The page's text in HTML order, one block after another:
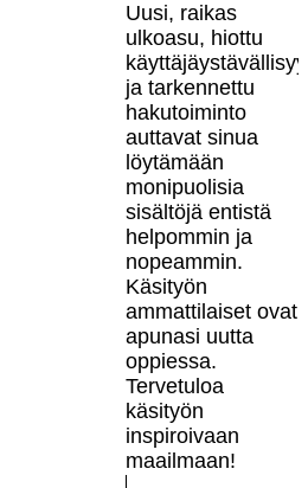
Uusi, raikas
ulkoasu, hiottu
ja tarkennettu
hakutoiminto
auttavat sinua
löytämään
monipuolisia
sisältöjä entistä
helpommin ja
nopeammin.
Käsityön
ammattilaiset ovat
apunasi uutta
oppiessa.
Tervetuloa
käsityön
inspiroivaan
maailmaan!